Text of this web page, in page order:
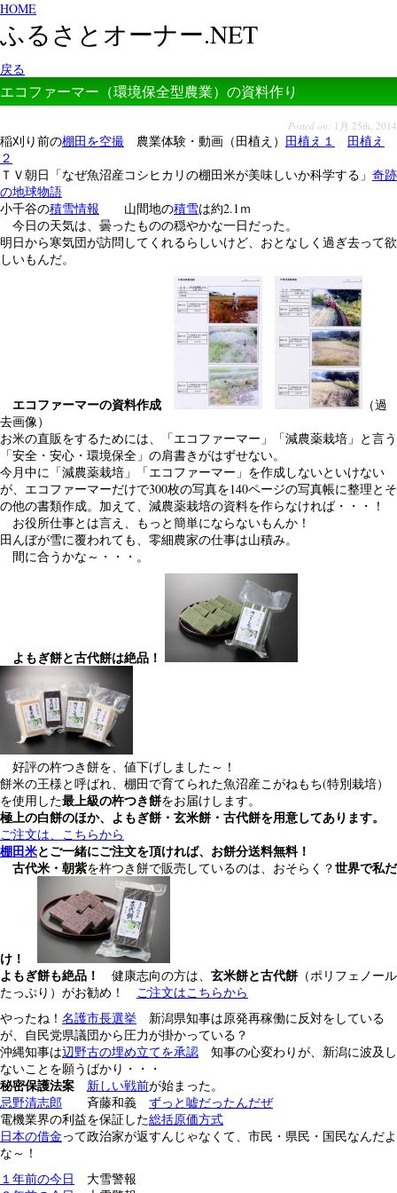
HOME
ふるさとオーナー.NET
戻る
エコファーマー（環境保全型農業）の資料作り
Posted on: 1月 25th, 2014
稲刈り前の棚田を空撮 農業体験・動画（田植え） 田植え１
田植え
２
ＴＶ朝日「なぜ魚沼産コシヒカリの棚田米が美味しいか科学する」 奇跡
の地球物語
小千谷の積雪情報 山間地の積雪は約2.1ｍ
今日の天気は、曇ったものの穏やかな一日だった。
明日から寒気団が訪問してくれるらしいけど、おとなしく過ぎ去って欲
しいもんだ。
エコファーマーの資料作成
（過
去画像）
お米の直販をするためには、「エコファーマー」「減農薬栽培」と言う
「安全・安心・環境保全」の肩書きがはずせない。
今月中に「減農薬栽培」「エコファーマー」を作成しないといけない
が、エコファーマーだけで300枚の写真を140ページの写真帳に整理とそ
の他の書類作成。加えて、減農薬栽培の資料を作らなければ・・・！
お役所仕事とは言え、もっと簡単にならないもんか！
田んぼが雪に覆われても、零細農家の仕事は山積み。
間に合うかな～・・・。
よもぎ餅と古代餅は絶品！
好評の杵つき餅を、値下げしました～！
餅米の王様と呼ばれ、棚田で育てられた魚沼産こがねもち(特別栽培）
を使用した最上級の杵つき餅をお届けします。
極上の白餅のほか、よもぎ餅・玄米餅・古代餅を用意してあります。
ご注文は、こちらから
棚田米とご一緒にご注文を頂ければ、お餅分送料無料！
古代米・朝紫を杵つき餅で販売しているのは、おそらく？世界で私だ
け！
よもぎ餅も絶品！
健康志向の方は、 玄米餅と古代餅 （ポリフェノール
たっぷり）がお勧め！ ご注文はこちらから
やったね！ 名護市長選挙 新潟県知事は原発再稼働に反対をしている
が、自民党県議団から圧力が掛かっている？
沖縄知事は辺野古の埋め立てを承認 知事の心変わりが、新潟に波及し
ないことを願うばかり・・・
秘密保護法案 新しい戦前が始まった。
忌野清志郎 斉藤和義 ずっと嘘だったんだぜ
電機業界の利益を保証した総括原価方式
日本の借金って政治家が返すんじゃなくて、市民・県民・国民なんだよ
な～！
１年前の今日
大雪警報